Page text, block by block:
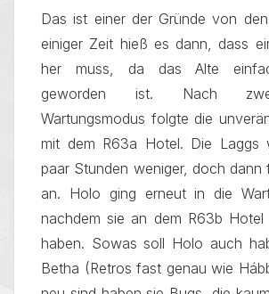
Das ist einer der Gründe von
einiger Zeit hieß es dann, dass
her muss, da das Alte
geworden ist. Nach
Wartungsmodus folgte die
mit dem R63a Hotel. Die Laggs
paar Stunden weniger, doch dann
an. Holo ging erneut in die
nachdem sie an dem R63b Hotel
haben. Sowas soll Holo auch
Betha (Retros fast genau wie